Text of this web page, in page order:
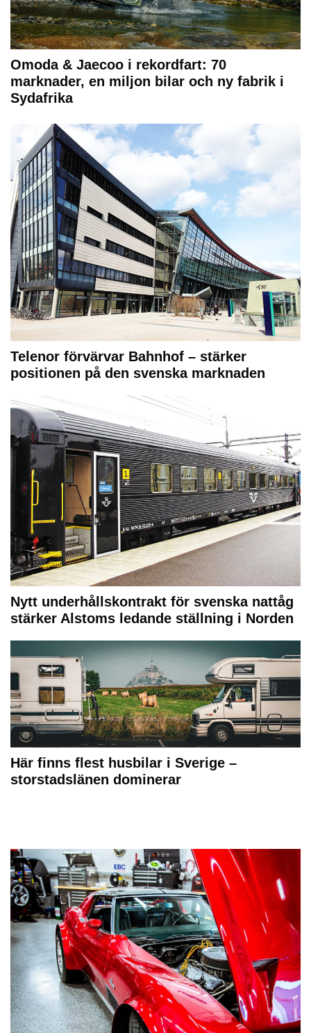
Omoda & Jaecoo i rekordfart: 70
marknader, en miljon bilar och ny fabrik i
Sydafrika
Telenor förvärvar Bahnhof – stärker
positionen på den svenska marknaden
Nytt underhållskontrakt för svenska nattåg
stärker Alstoms ledande ställning i Norden
Här finns flest husbilar i Sverige –
storstadslänen dominerar